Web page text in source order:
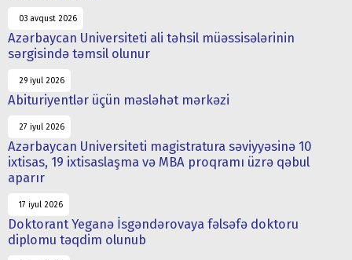
03 avqust 2026
Azərbaycan Universiteti ali təhsil müəssisələrinin
sərgisində təmsil olunur
29 iyul 2026
Abituriyentlər üçün məsləhət mərkəzi
27 iyul 2026
Azərbaycan Universiteti magistratura səviyyəsinə 10
ixtisas, 19 ixtisaslaşma və MBA proqramı üzrə qəbul
aparır
17 iyul 2026
Doktorant Yeganə İsgəndərovaya fəlsəfə doktoru
diplomu təqdim olunub